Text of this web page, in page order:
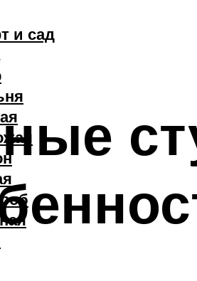
и сад